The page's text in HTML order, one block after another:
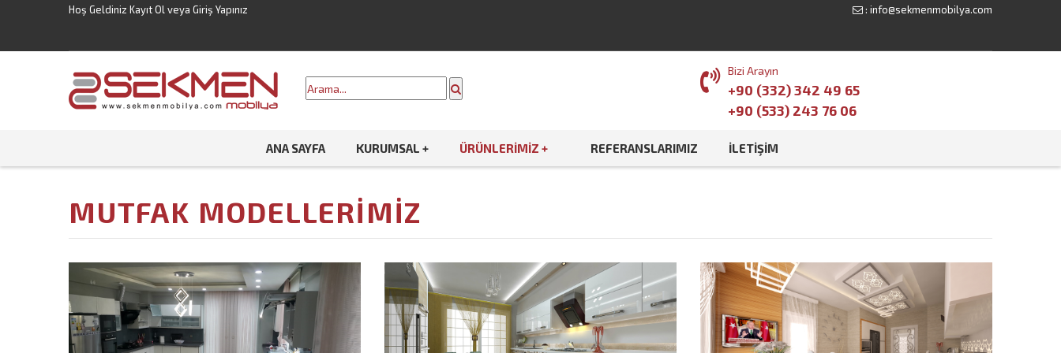
Hoş Geldiniz Kayıt Ol veya Giriş Yapınız : info@sekmenmobilya.com
Bizi Arayın
+90 (332) 342 49 65
+90 (533) 243 76 06
ANA SAYFA KURUMSAL + ÜRÜNLERIMIZ + REFERANSLARIMIZ İLETIŞIM
MUTFAK MODELLERIMIZ